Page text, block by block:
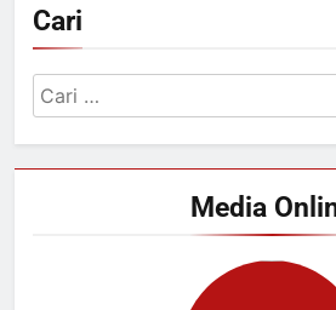
Cari
Cari
untuk:
Media